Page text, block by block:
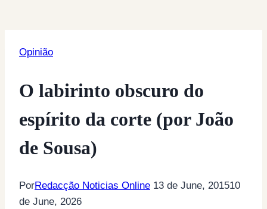
Opinião
O labirinto obscuro do
espírito da corte (por João
de Sousa)
PorRedacção Noticias Online 13 de June, 201510
de June, 2026